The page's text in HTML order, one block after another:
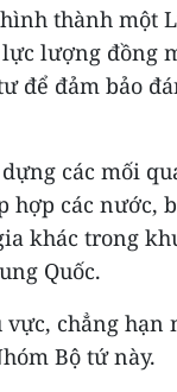
thành một
lượng đồng
để đảm bảo
các mối
các nước,
khác trong
Quốc.
chẳng hạn
Bộ tứ này.